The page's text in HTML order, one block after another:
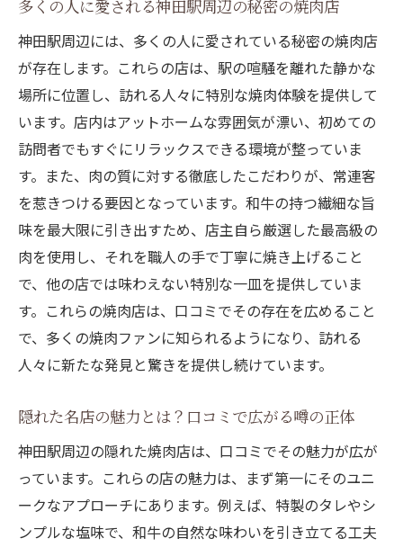
神田駅で味わえる上質な和牛の種類とは？
他とは一線を画す和牛の品質とそのこだわ
り
和牛の美味しさを最大限に引き出す焼き方
焼肉愛好家が集う理由—特別な体験が待っ
ている
贅沢なひとときを演出する特製のソースと
サイドメニュー
神田駅で和牛の新しい楽しみ方を見つける
神田駅周辺の焼肉宝探し隠れた名店を巡る旅
焼肉巡りに最適な神田駅周辺の隠れスポッ
初めて訪れる方でも楽しめる焼肉店の選び
名店巡りのコツ—各店の特色を活かした旅
グルメ好きにはたまらない焼肉店の新発見
美味しさを求めて—食べ歩きに挑戦しよう
多くの人に愛される神田駅周辺の秘密の焼肉店
神田駅周辺には、多くの人に愛されている秘密の焼肉店
が存在します。これらの店は、駅の喧騒を離れた静かな
場所に位置し、訪れる人々に特別な焼肉体験を提供して
います。店内はアットホームな雰囲気が漂い、初めての
訪問者でもすぐにリラックスできる環境が整っていま
す。また、肉の質に対する徹底したこだわりが、常連客
を惹きつける要因となっています。和牛の持つ繊細な旨
味を最大限に引き出すため、店主自ら厳選した最高級の
肉を使用し、それを職人の手で丁寧に焼き上げること
で、他の店では味わえない特別な一皿を提供していま
す。これらの焼肉店は、口コミでその存在を広めること
で、多くの焼肉ファンに知られるようになり、訪れる
人々に新たな発見と驚きを提供し続けています。
隠れた名店の魅力とは？口コミで広がる噂の正体
神田駅周辺の隠れた焼肉店は、口コミでその魅力が広が
っています。これらの店の魅力は、まず第一にそのユニ
ークなアプローチにあります。例えば、特製のタレやシ
ンプルな塩味で、和牛の自然な味わいを引き立てる工夫